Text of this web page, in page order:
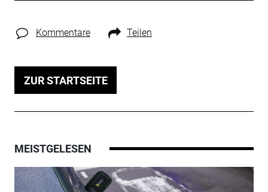
Kommentare Teilen
ZUR STARTSEITE
MEISTGELESEN